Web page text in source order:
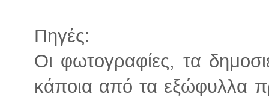
Πηγές:
Οι φωτογραφίες, τα
κάποια από τα εξώφυλλα